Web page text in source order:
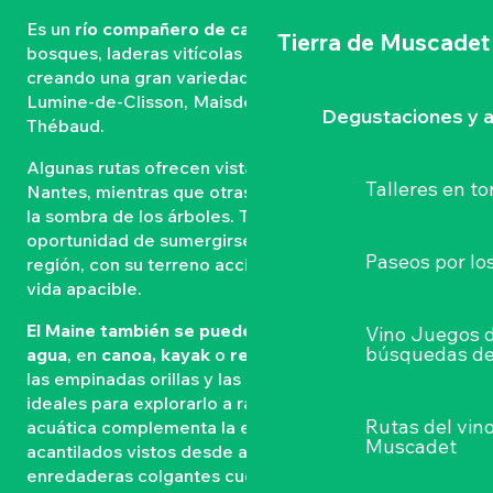
Tierra de Muscadet
Degustaciones y
Talleres en
Paseos por
Vino Juegos
búsquedas
Rutas del
Muscadet
Es un río compañero de caminantes
. Fluye entre
bosques, laderas vitícolas y llanuras de huerta,
creando una gran variedad de rutas entre Saint-
Lumine-de-Clisson, Maisdon-sur-Sèvre y Château-
Thébaud.
Algunas rutas ofrecen vistas ininterrumpidas hasta
Nantes, mientras que otras siguen las orillas del río a
la sombra de los árboles. Todas ofrecen la
oportunidad de sumergirse en los contrastes de la
región, con su terreno accidentado y su modo de
vida apacible.
El Maine también se puede explorar a orillas del
agua, en canoa, kayak o remo Pont Caffino,
las empinadas orillas y las suaves curvas del río son
ideales para explorarlo a ras de agua. Esta excursión
acuática complementa la experiencia terrestre: los
acantilados vistos desde abajo revelan su escala, las
enredaderas colgantes cuentan su historia. La fauna